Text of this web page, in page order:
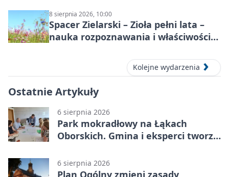
8 sierpnia 2026, 10:00
Spacer Zielarski – Zioła pełni lata –
nauka rozpoznawania i właściwości
Kolejne wydarzenia
Ostatnie Artykuły
6 sierpnia 2026
Park mokradłowy na Łąkach
Oborskich. Gmina i eksperci tworzą
6 sierpnia 2026
Plan Ogólny zmieni zasady